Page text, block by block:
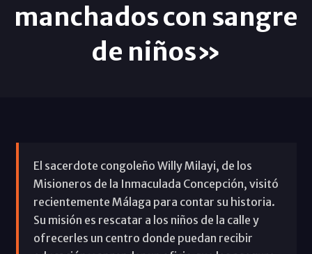
manchados con sangre
de niños»
El sacerdote congoleño Willy Milayi, de los
Misioneros de la Inmaculada Concepción, visitó
recientemente Málaga para contar su historia.
Su misión es rescatar a los niños de la calle y
ofrecerles un centro donde puedan recibir